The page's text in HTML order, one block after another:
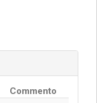
Commento